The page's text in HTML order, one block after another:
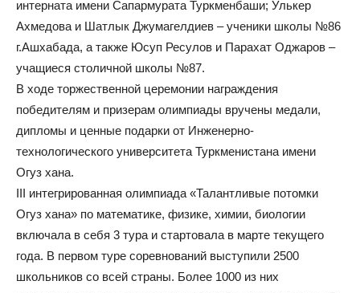
интерната имени Сапармурата Туркменбаши; Улькер
Ахмедова и Шатлык Джумагелдиев – ученики школы №86
г.Ашхабада, а также Юсуп Ресулов и Парахат Оджаров –
учащиеся столичной школы №87.
В ходе торжественной церемонии награждения
победителям и призерам олимпиады вручены медали,
дипломы и ценные подарки от Инженерно-
технологического университета Туркменистана имени
Огуз хана.
III интегрированная олимпиада «Талантливые потомки
Огуз хана» по математике, физике, химии, биологии
включала в себя 3 тура и стартовала в марте текущего
года. В первом туре соревнований выступили 2500
школьников со всей страны. Более 1000 из них